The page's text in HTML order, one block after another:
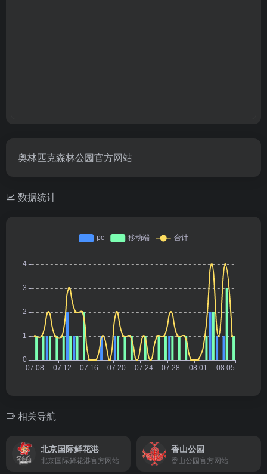
奥林匹克森林公园官方网站
数据统计
相关导航
北京国际鲜花港
北京国际鲜花港官方网站
香山公园
香山公园官方网站